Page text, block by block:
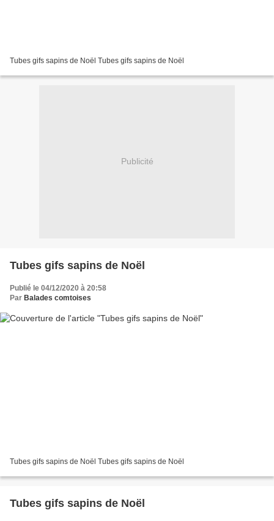
Tubes gifs sapins de Noël Tubes gifs sapins de Noël
Publicité
Tubes gifs sapins de Noël
Publié le 04/12/2020 à 20:58
Par Balades comtoises
Tubes gifs sapins de Noël Tubes gifs sapins de Noël
Tubes gifs sapins de Noël